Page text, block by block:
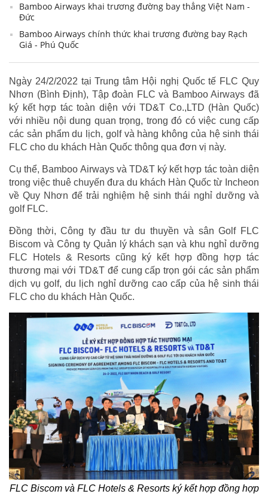
Bamboo Airways khai trương đường bay thẳng Việt Nam -
Đức
Bamboo Airways chính thức khai trương đường bay Rạch
Giá - Phú Quốc
Ngày 24/2/2022 tại Trung tâm Hội nghị Quốc tế FLC Quy
Nhơn (Bình Định), Tập đoàn FLC và Bamboo Airways đã
ký kết hợp tác toàn diện với TD&T Co.,LTD (Hàn Quốc)
với nhiều nội dung quan trọng, trong đó có việc cung cấp
các sản phẩm du lịch, golf và hàng không của hệ sinh thái
FLC cho du khách Hàn Quốc thông qua đơn vị này.
Cụ thể, Bamboo Airways và TD&T ký kết hợp tác toàn diện
trong việc thuê chuyến đưa du khách Hàn Quốc từ Incheon
về Quy Nhơn để trải nghiệm hệ sinh thái nghỉ dưỡng và
golf FLC.
Đồng thời, Công ty đầu tư du thuyền và sân Golf FLC
Biscom và Công ty Quản lý khách sạn và khu nghỉ dưỡng
FLC Hotels & Resorts cũng ký kết hợp đồng hợp tác
thương mại với TD&T để cung cấp trọn gói các sản phẩm
dịch vụ golf, du lịch nghỉ dưỡng cao cấp của hệ sinh thái
FLC cho du khách Hàn Quốc.
FLC Biscom và FLC Hotels & Resorts ký kết hợp đồng hợp